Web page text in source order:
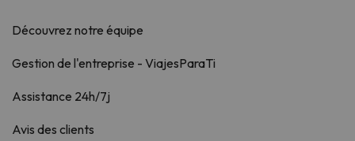
Découvrez notre équipe
Gestion de l'entreprise - ViajesParaTi
Assistance 24h/7j
Avis des clients